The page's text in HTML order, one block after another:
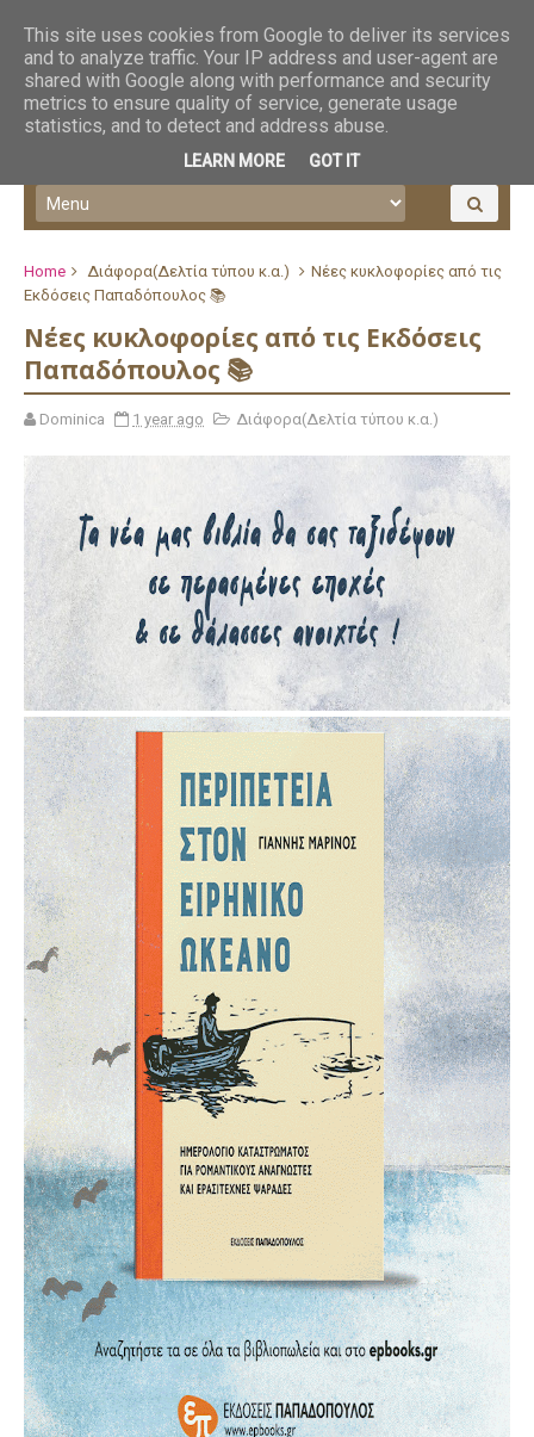
Home Διάφορα(Δελτία τύπου κ.α.)
Νέες κυκλοφορίες από τις
Εκδόσεις Παπαδόπουλος 📚
Νέες κυκλοφορίες από τις Εκδόσεις
Παπαδόπουλος 📚
Dominica 1 year ago Διάφορα(Δελτία τύπου κ.α.)
This site uses cookies from Google to deliver its services
and to analyze traffic. Your IP address and user-agent are
shared with Google along with performance and security
metrics to ensure quality of service, generate usage
statistics, and to detect and address abuse.
LEARN MORE GOT IT